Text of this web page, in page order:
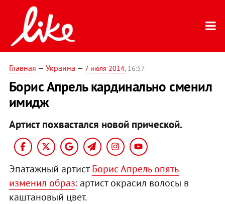
Главная — Украина — 7 июля 2014, 16:57
Борис Апрель кардинально сменил
имидж
Артист похвастался новой прической.
Эпатажный артистБорис Апрель опять
изменил образ: артист окрасил волосы в
каштановый цвет.